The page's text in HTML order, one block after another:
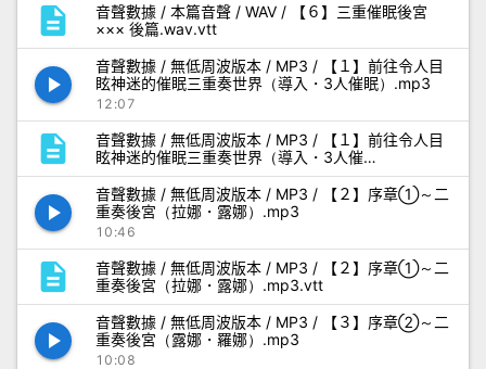
description
音聲數據 / 本篇音聲 / WAV / 【６】三重催眠後宮
××× 後篇.wav.vtt
play_arrow
音聲數據 / 無低周波版本 / MP3 / 【１】前往令人目
眩神迷的催眠三重奏世界（導入・3人催眠）.mp3
12:07
description
音聲數據 / 無低周波版本 / MP3 / 【１】前往令人目
眩神迷的催眠三重奏世界（導入・3人催
眠）.mp3.vtt
play_arrow
音聲數據 / 無低周波版本 / MP3 / 【２】序章①～二
重奏後宮（拉娜・露娜）.mp3
10:46
description
音聲數據 / 無低周波版本 / MP3 / 【２】序章①～二
重奏後宮（拉娜・露娜）.mp3.vtt
play_arrow
音聲數據 / 無低周波版本 / MP3 / 【３】序章②～二
重奏後宮（露娜・羅娜）.mp3
10:08